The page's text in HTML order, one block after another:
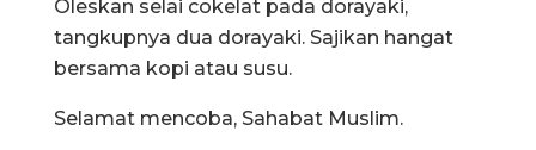
Oleskan selai cokelat pada dorayaki,
tangkupnya dua dorayaki. Sajikan hangat
bersama kopi atau susu.
Selamat mencoba, Sahabat Muslim.